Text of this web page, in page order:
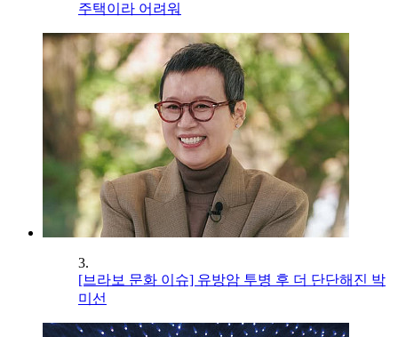
주택이라 어려워
3.
[브라보 문화 이슈] 유방암 투병 후 더 단단해진 박
미선